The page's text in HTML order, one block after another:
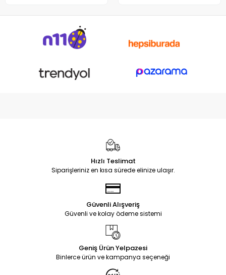
Hızlı Teslimat
Siparişleriniz en kısa sürede elinize ulaşır.
Güvenli Alışveriş
Güvenli ve kolay ödeme sistemi
Geniş Ürün Yelpazesi
Binlerce ürün ve kampanya seçeneği